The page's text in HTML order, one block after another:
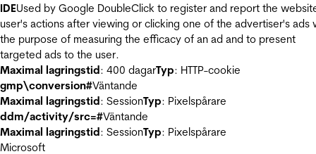
IDEUsed by Google DoubleClick to register and report the
user's actions after viewing or clicking one of the advertiser's ads
the purpose of measuring the efficacy of an ad and to present
targeted ads to the user.
Maximal lagringstid: 400 dagarTyp: HTTP-cookie
gmp\conversion#Väntande
Maximal lagringstid: SessionTyp: Pixelspårare
ddm/activity/src=#Väntande
Maximal lagringstid: SessionTyp: Pixelspårare
Microsoft